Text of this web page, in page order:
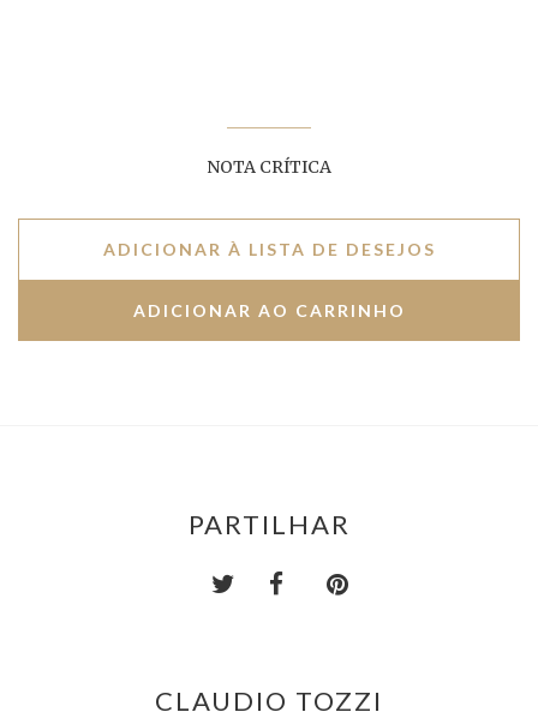
NOTA CRÍTICA
ADICIONAR À LISTA DE DESEJOS
PARTILHAR
CLAUDIO TOZZI